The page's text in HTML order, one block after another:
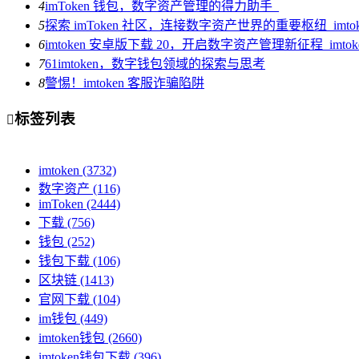
4imToken 钱包，数字资产管理的得力助手_
5探索 imToken 社区，连接数字资产世界的重要枢纽
6imtoken 安卓版下载 20，开启数字资产管理新征程
761imtoken，数字钱包领域的探索与思考
8警惕！imtoken 客服诈骗陷阱
标签列表
imtoken (3732)
数字资产 (116)
imToken (2444)
下载 (756)
钱包 (252)
钱包下载 (106)
区块链 (1413)
官网下载 (104)
im钱包 (449)
imtoken钱包 (2660)